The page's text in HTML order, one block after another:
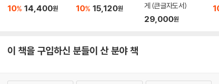
충격적인 소식을 듣게 된 것은 어느 날 민수철 씨가 찾아오면서이다. 민수
철 씨는 대학 시절 엄마와 로봇 공학을 공부한 친구로, 룬이 자동차 사고를
해 온 룬의 엄마를 향한 증오 범죄였다는 것이다.
10% 14,400원 10% 15,120원
게 (큰글자도서)
29,000원
이 책을 구입하신 분들이 산 분야 책